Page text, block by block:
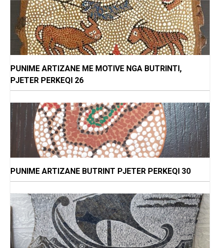
PUNIME ARTIZANE ME MOTIVE NGA BUTRINTI,
PJETER PERKEQI 26
PUNIME ARTIZANE BUTRINT PJETER PERKEQI 30